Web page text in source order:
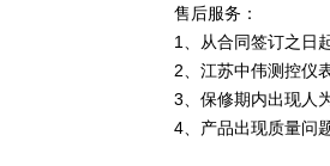
售后服务：
1、从合同签订之日
2、江苏中伟测控仪
3、保修期内出现人
4、产品出现质量问